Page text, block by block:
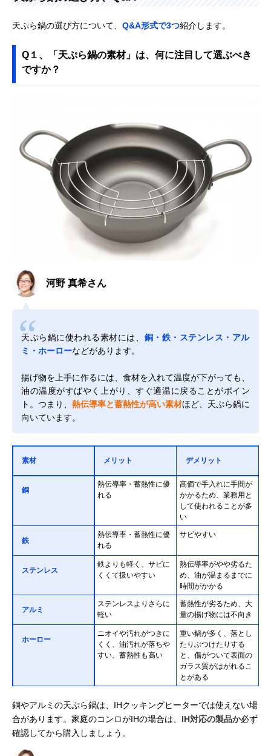
天ぷら鍋の選び方について、 Q&A形式で3つ紹介します。
Q１、「天ぷら鍋の素材」は、何に注目して選ぶべき
ですか？
河野 真希さん
天ぷら鍋に使われる素材には、 銅・鉄・ステンレス・アル
ミ・ホーローなどがあります。
揚げ物を上手に作るには、食材を入れて温度が下がっても、
油の温度がすばやく上がり、すぐ適温に戻ることがポイン
ト。つまり、 熱伝導率と蓄熱性が高い素材ほど、天ぷら鍋に
向いています。
素材 メリット デメリット
銅
熱伝導率・蓄熱性に優
れる
高価で手入れに手間が
かかるため、業務用と
して使われることが多
い
鉄
熱伝導率・蓄熱性に優
れる
サビやすい
ステンレス
鉄よりも軽く、サビに
くくて扱いやすい
熱伝導率がやや劣るた
め、油が温まるまでに
時間がかかる
アルミ
ステンレスよりさらに
軽い
蓄熱性が劣るため、大
量の揚げ物には不向き
ホーロー
ニオイや汚れがつきに
くく、油汚れが落ちや
すい。蓄熱性も高い
重い鍋が多く、落とし
たりぶつけたりする
と、傷がついて表面の
ガラス質がはがれるこ
とがある
銅やアルミの天ぷら鍋は、IHクッキングヒーターでは使えない場
合があります。家庭のコンロがIHの場合は、 IH対応の製品か必ず
確認してから購入しましょう。